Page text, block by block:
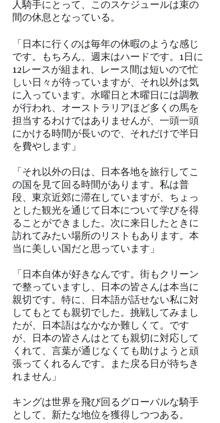
人騎手にとって、このスケジュールは束の
間の休息となっている。
「日本に行くのは毎年の休暇のような感じ
です。もちろん、週末はハードです。1日に
12レースが組まれ、レース間は短いので忙
しい日々が待っていますが、それ以外は気
に入っています。水曜日と木曜日には調教
が行われ、オーストラリアほど多くの馬を
担当するわけではありませんが、一頭一頭
にかける時間が長いので、それだけで半日
を費やします」
「それ以外の日は、日本各地を旅行してこ
の国を見て回る時間があります。私は普
段、東京近郊に滞在していますが、ちょっ
とした観光を通じて日本について学びを得
ることができました。次に来日したときに
訪れてみたい場所のリストもあります。本
当に美しい国だと思っています」
「日本自体が好きなんです。街もクリーン
で整っていますし、日本の皆さんは本当に
親切です。特に、日本語が話せない私に対
してもとても親切でした。挑戦してみまし
たが、日本語はなかなか難しくて。です
が、日本の皆さんはとても親切に対応して
くれて、言葉が通じなくても助けようと頑
張ってくれるんです。また戻る日が待ちき
れません」
キングは世界を飛び回るグローバルな騎手
として、新たな地位を獲得しつつある。